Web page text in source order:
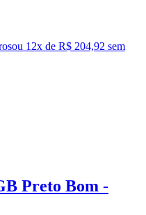
ou 12x de R$ 204,92 sem
Preto Bom -